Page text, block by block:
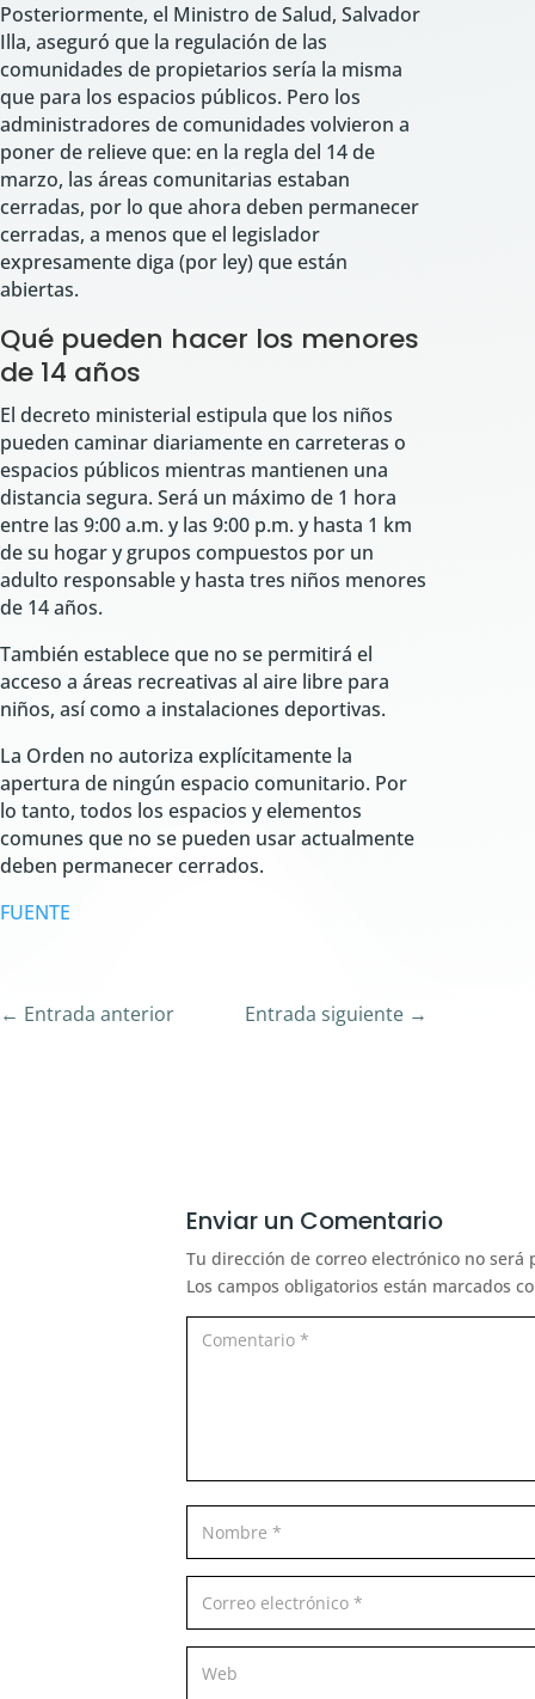
Posteriormente, el Ministro de Salud, Salvador
Illa, aseguró que la regulación de las
comunidades de propietarios sería la misma
que para los espacios públicos. Pero los
administradores de comunidades volvieron a
poner de relieve que: en la regla del 14 de
marzo, las áreas comunitarias estaban
cerradas, por lo que ahora deben permanecer
cerradas, a menos que el legislador
expresamente diga (por ley) que están
abiertas.
Qué pueden hacer los menores
de 14 años
El decreto ministerial estipula que los niños
pueden caminar diariamente en carreteras o
espacios públicos mientras mantienen una
distancia segura. Será un máximo de 1 hora
entre las 9:00 a.m. y las 9:00 p.m. y hasta 1 km
de su hogar y grupos compuestos por un
adulto responsable y hasta tres niños menores
de 14 años.
También establece que no se permitirá el
acceso a áreas recreativas al aire libre para
niños, así como a instalaciones deportivas.
La Orden no autoriza explícitamente la
apertura de ningún espacio comunitario. Por
lo tanto, todos los espacios y elementos
comunes que no se pueden usar actualmente
deben permanecer cerrados.
FUENTE
← Entrada anterior Entrada siguiente →
Enviar un Comentario
Tu dirección de correo electrónico no será
Los campos obligatorios están marcados